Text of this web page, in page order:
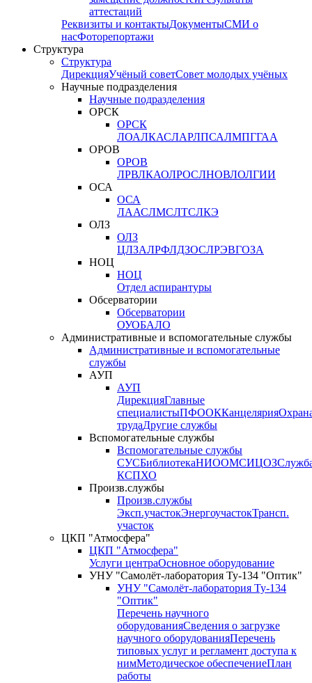
аттестаций
Реквизиты и контактыДокументыСМИ о
насФоторепортажи
Структура
Структура
ДирекцияУчёный советСовет молодых учёных
Научные подразделения
Научные подразделения
ОРСК
ОРСК
ЛОАЛКАСЛАРЛПСАЛМПГГАА
ОРОВ
ОРОВ
ЛРВЛКАОЛРОСЛНОВЛОЛГИИ
ОСА
ОСА
ЛААСЛМСЛТСЛКЭ
ОЛЗ
ОЛЗ
ЦЛЗАЛРФЛДЗОСЛРЭВГОЗА
НОЦ
НОЦ
Отдел аспирантуры
Обсерватории
Обсерватории
ОУОБАЛО
Административные и вспомогательные службы
Административные и вспомогательные
службы
АУП
АУП
ДирекцияГлавные
специалистыПФООККанцелярия
трудаДругие службы
Вспомогательные службы
Вспомогательные службы
СУСБиблиотекаНИООМСИЦОЗ
КСПХО
Произв.службы
Произв.службы
Эксп.участокЭнергоучастокТрансп.
участок
ЦКП "Атмосфера"
ЦКП "Атмосфера"
Услуги центраОсновное оборудование
УНУ "Самолёт-лаборатория Ту-134 "Оптик"
УНУ "Самолёт-лаборатория Ту-134
"Оптик"
Перечень научного
оборудованияСведения о загрузке
научного оборудованияПеречень
типовых услуг и регламент доступа к
нимМетодическое обеспечениеПлан
работы